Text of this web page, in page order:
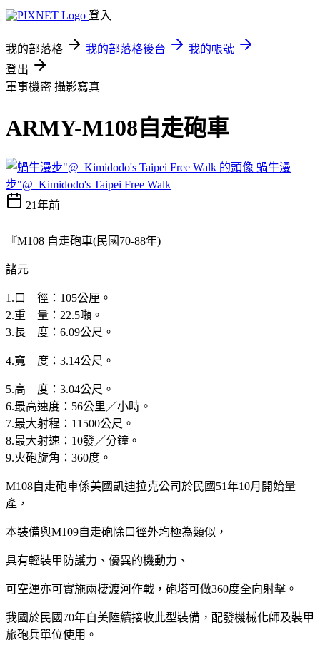
登入
我的部落格 我的部落格後台
我的帳號
登出
軍事機密 攝影寫真
ARMY-M108自走砲車
蝸牛漫
步"@_Kimidodo's Taipei Free Walk
21年前
『M108 自走砲車(民國70-88年)
諸元
1.口 徑：105公厘。
2.重 量：22.5噸。
3.長 度：6.09公尺。
4.寬 度：3.14公尺。
5.高 度：3.04公尺。
6.最高速度：56公里／小時。
7.最大射程：11500公尺。
8.最大射速：10發／分鐘。
9.火砲旋角：360度。
M108自走砲車係美國凱迪拉克公司於民國51年10月開始量
產，
本裝備與M109自走砲除口徑外均極為類似，
具有輕裝甲防護力、優異的機動力、
可空運亦可實施兩棲渡河作戰，砲塔可做360度全向射擊。
我國於民國70年自美陸續接收此型裝備，配發機械化師及裝甲
旅砲兵單位使用。